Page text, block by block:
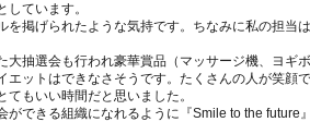
ています。
掲げられたような気持です。ちなみに私の担当は
抽選会も行われ豪華賞品（マッサージ機、ヨギボ
ットはできなさそうです。たくさんの人が笑顔で
もいい時間だと思いました。
できる組織になれるように『Smile to the future』